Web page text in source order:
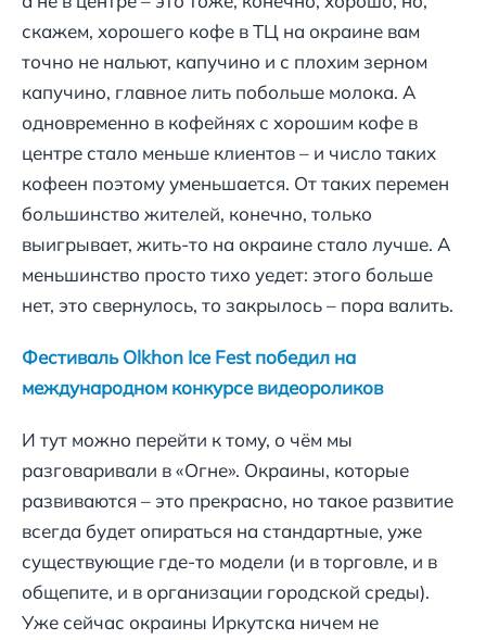
скажем, хорошего кофе в ТЦ на окраине вам
точно не нальют, капучино и с плохим зерном
капучино, главное лить побольше молока. А
одновременно в кофейнях с хорошим кофе в
центре стало меньше клиентов – и число таких
кофеен поэтому уменьшается. От таких перемен
большинство жителей, конечно, только
выигрывает, жить-то на окраине стало лучше. А
меньшинство просто тихо уедет: этого больше
нет, это свернулось, то закрылось – пора валить.
Фестиваль Olkhon Ice Fest победил на
международном конкурсе видеороликов
И тут можно перейти к тому, о чём мы
разговаривали в «Огне». Окраины, которые
развиваются – это прекрасно, но такое развитие
всегда будет опираться на стандартные, уже
существующие где-то модели (и в торговле, и в
общепите, и в организации городской среды).
Уже сейчас окраины Иркутска ничем не